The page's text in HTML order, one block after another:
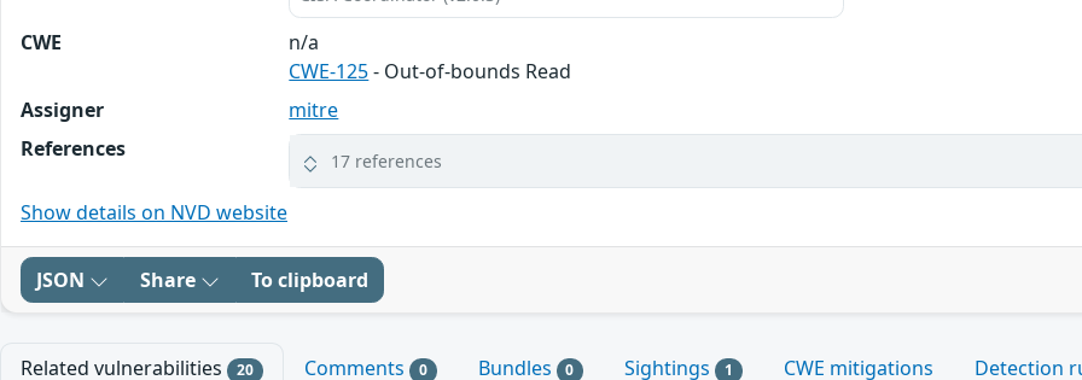
CWE
n/a
CWE-125- Out-of-bounds Read
Assigner
mitre
References
17 references
Show details on NVD website
JSON Share To clipboard
Related vulnerabilities 20 Comments 0 Bundles 0 Sightings 1 CWE mitigations Detection